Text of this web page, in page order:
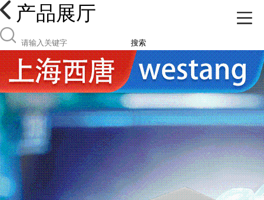
产品展厅
搜索